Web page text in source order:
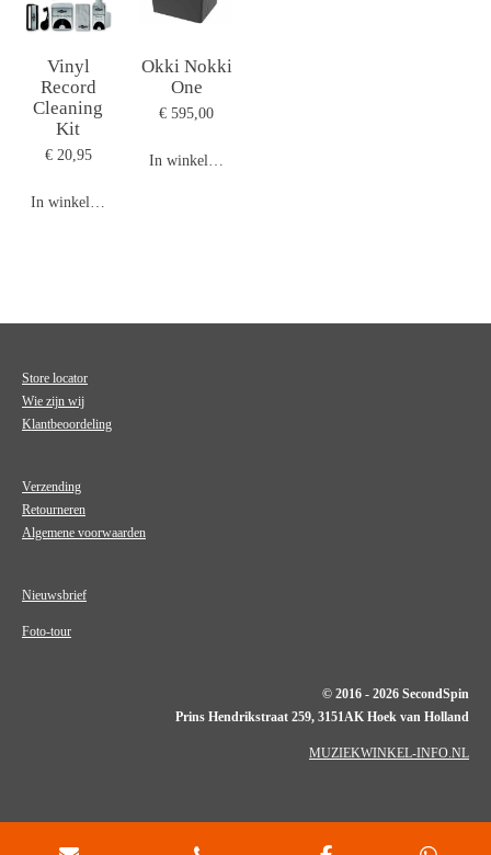
Vinyl
Record
Cleaning
Kit
€ 20,95
In winkelwagen
Okki Nokki
One
€ 595,00
In winkelwagen
Store locator
Wie zijn wij
Klantbeoordeling
Verzending
Retourneren
Algemene voorwaarden
Nieuwsbrief
Foto-tour
© 2016 - 2026 SecondSpin
Prins Hendrikstraat 259, 3151AK Hoek van Holland
MUZIEKWINKEL-INFO.NL